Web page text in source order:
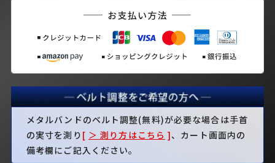
メタルバンドのベルト調整(無料)が必要な場合は手首
の実寸を測り [ ＞ 測り方はこちら ]、カート画面内の
備考欄にご記入ください。